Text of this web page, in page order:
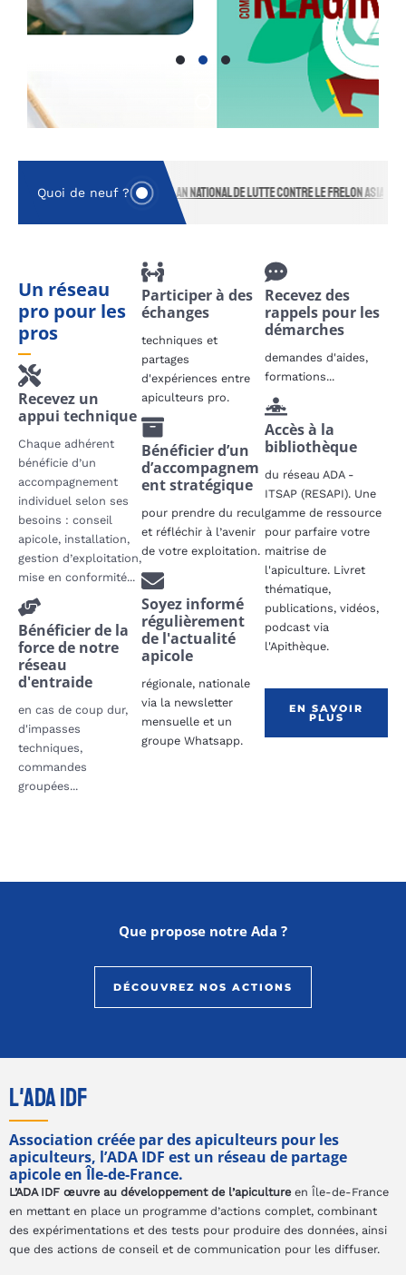
Quoi de neuf ?
Lancement du plan national de lutte contre le frelon asiatique
Un réseau
pro pour les
pros
Recevez un
appui technique
Chaque adhérent
bénéficie d’un
accompagnement
individuel selon ses
besoins : conseil
apicole, installation,
gestion d’exploitation,
mise en conformité...
Bénéficier de la
force de notre
réseau
d'entraide
en cas de coup dur,
d'impasses
techniques,
commandes
groupées...
Participer à des
échanges
techniques et
partages
d'expériences entre
apiculteurs pro.
Bénéficier d’un
d’accompagnem
ent stratégique
pour prendre du recul
et réfléchir à l’avenir
de votre exploitation.
Soyez informé
régulièrement
de l'actualité
apicole
régionale, nationale
via la newsletter
mensuelle et un
groupe Whatsapp.
Recevez des
rappels pour les
démarches
demandes d'aides,
formations...
Accès à la
bibliothèque
du réseau ADA -
ITSAP (RESAPI). Une
gamme de ressource
pour parfaire votre
maitrise de
l'apiculture. Livret
thématique,
publications, vidéos,
podcast via
l'Apithèque.
EN SAVOIR
PLUS
Que propose notre Ada ?
DÉCOUVREZ NOS ACTIONS
L'ADA IDF
Association créée par des apiculteurs pour les
apiculteurs, l’ADA IDF est un réseau de partage
apicole en Île-de-France.
L’ADA IDF œuvre au développement de l’apiculture en Île-de-France
en mettant en place un programme d’actions complet, combinant
des expérimentations et des tests pour produire des données, ainsi
que des actions de conseil et de communication pour les diffuser.